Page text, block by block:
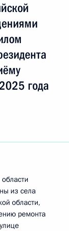
года
из села
области,
ремонта